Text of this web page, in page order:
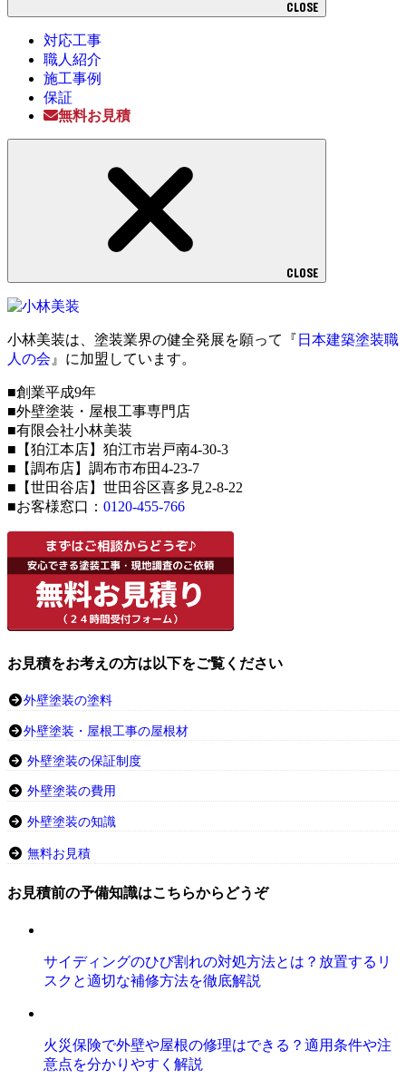
CLOSE
対応工事
職人紹介
施工事例
保証
無料お見積
CLOSE
小林美装は、塗装業界の健全発展を願って『 日本建築塗装職
人の会 』に加盟しています。
■創業平成9年
■外壁塗装・屋根工事専門店
■有限会社小林美装
■【狛江本店】狛江市岩戸南4-30-3
■【調布店】調布市布田4-23-7
■【世田谷店】世田谷区喜多見2-8-22
■お客様窓口： 0120-455-766
お見積をお考えの方は以下をご覧ください
外壁塗装の塗料
外壁塗装・屋根工事の屋根材
外壁塗装の保証制度
外壁塗装の費用
外壁塗装の知識
無料お見積
お見積前の予備知識はこちらからどうぞ
サイディングのひび割れの対処方法とは？放置するリ
スクと適切な補修方法を徹底解説
火災保険で外壁や屋根の修理はできる？適用条件や注
意点を分かりやすく解説